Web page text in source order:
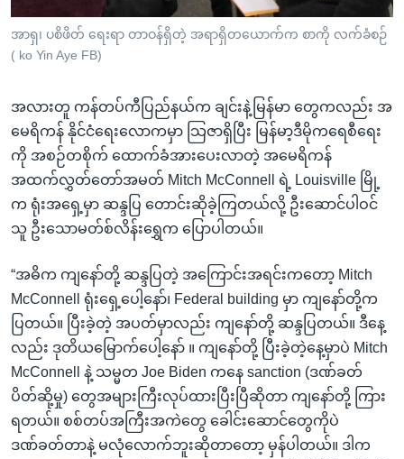
အာရှ၊ ပစိဖိတ် ရေးရာ တာဝန်ရှိတဲ့ အရာရှိတယောက်က စာကို လက်ခံစဉ်
( ko Yin Aye FB)
အလားတူ ကန်တပ်ကီပြည်နယ်က ချင်းနဲ့မြန်မာ တွေကလည်း အ
မေရိကန် နိုင်ငံရေးလောကမှာ သြဇာရှိပြီး မြန်မာ့ဒီမိုကရေစီရေး
ကို အစဉ်တစိုက် ထောက်ခံအားပေးလာတဲ့ အမေရိကန်
အထက်လွှတ်တော်အမတ် Mitch McConnell ရဲ့ Louisville မြို့
က ရုံးအရှေ့မှာ ဆန္ဒပြ တောင်းဆိုခဲ့ကြတယ်လို့ ဦးဆောင်ပါဝင်
သူ ဦးသောမတ်စ်လိန်းရွှေက ပြောပါတယ်။
“အဓိက ကျနော်တို့ ဆန္ဒပြတဲ့ အကြောင်းအရင်းကတော့ Mitch
McConnell ရုံးရှေ့ပေါ့နော်၊ Federal building မှာ ကျနော်တို့က
ပြတယ်။ ပြီးခဲ့တဲ့ အပတ်မှာလည်း ကျနော်တို့ ဆန္ဒပြတယ်။ ဒီနေ့
လည်း ဒုတိယမြောက်ပေါ့နော် ။ ကျနော်တို့ ပြီးခဲ့တဲ့နေ့မှာပဲ Mitch
McConnell နဲ့ သမ္မတ Joe Biden ကနေ sanction (ဒဏ်ခတ်
ပိတ်ဆို့မှု) တွေအများကြီးလုပ်ထားပြီးပြီဆိုတာ ကျနော်တို့ ကြား
ရတယ်။ စစ်တပ်အကြီးအကဲတွေ ခေါင်းဆောင်တွေကိုပဲ
ဒဏ်ခတ်တာနဲ့ မလုံလောက်ဘူးဆိုတာတော့ မှန်ပါတယ်။ ဒါက